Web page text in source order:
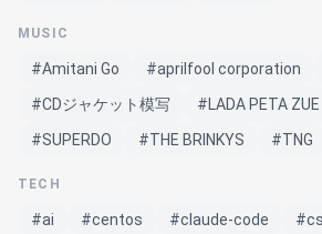
MUSIC
#Amitani Go #aprilfool corporation
#CDジャケット模写
#LADA PETA ZUE
#SUPERDO
#THE BRINKYS #TNG
TECH
#ai #centos #claude-code